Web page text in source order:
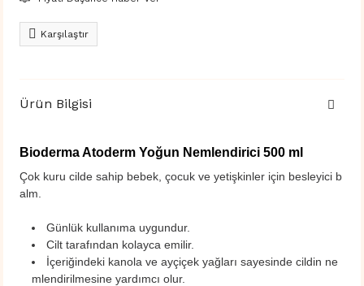
Karşılaştır
Ürün Bilgisi
Bioderma Atoderm Yoğun Nemlendirici 500 ml
Çok kuru cilde sahip bebek, çocuk ve yetişkinler için besleyici b
alm.
Günlük kullanıma uygundur.
Cilt tarafından kolayca emilir.
İçeriğindeki kanola ve ayçiçek yağları sayesinde cildin ne
mlendirilmesine yardımcı olur.